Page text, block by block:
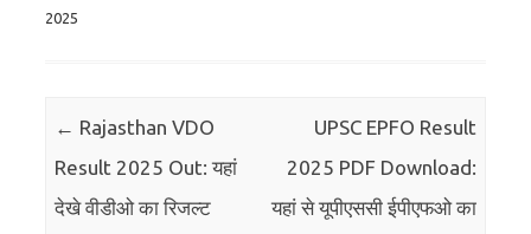
2025
Post navigation
← Rajasthan VDO
Result 2025 Out: यहां
देखे वीडीओ का रिजल्ट
UPSC EPFO Result
2025 PDF Download:
यहां से यूपीएससी ईपीएफओ का